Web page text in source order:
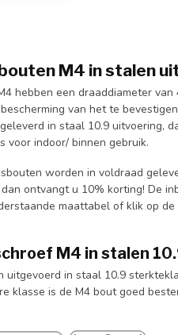
M4 in stalen
hebben een draaddiameter
van het te
in staal 10.9 uitvoering,
voor indoor/ binnen gebruik.
worden in voldraad
ontvangt u 10% korting! De
maattabel of klik op
M4 in stalen
uitgevoerd in staal 10.9
klasse is de M4 bout goed